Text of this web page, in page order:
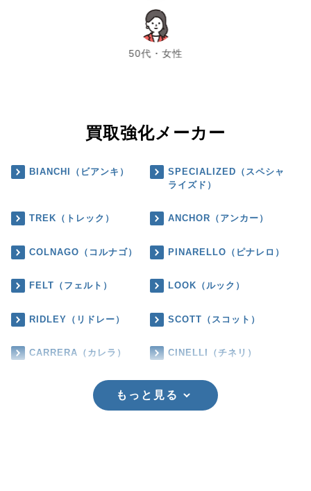
50代・女性
chevron_left chevron_right
買取強化メーカー
BIANCHI（ビアンキ）
SPECIALIZED（スペシャ
ライズド）
TREK（トレック） ANCHOR（アンカー）
COLNAGO（コルナゴ） PINARELLO（ピナレロ）
FELT（フェルト） LOOK（ルック）
RIDLEY（リドレー） SCOTT（スコット）
CARRERA（カレラ） CINELLI（チネリ）
もっと見る